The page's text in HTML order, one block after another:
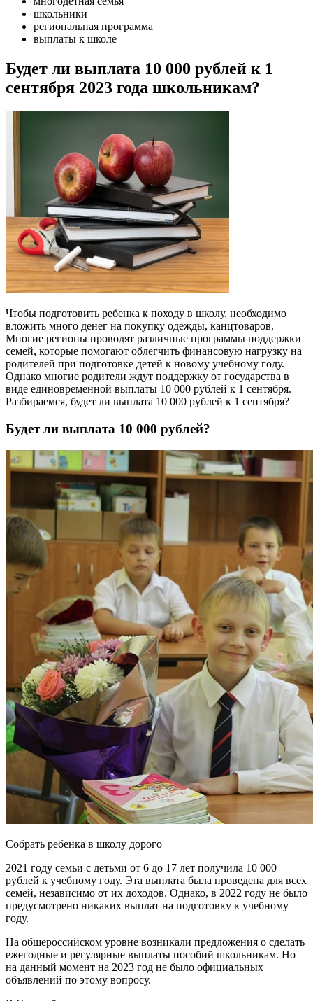
школьники
региональная программа
выплаты к школе
Будет ли выплата 10 000 рублей к 1
сентября 2023 года школьникам?
Чтобы подготовить ребенка к походу в школу, необходимо
вложить много денег на покупку одежды, канцтоваров.
Многие регионы проводят различные программы поддержки
семей, которые помогают облегчить финансовую нагрузку на
родителей при подготовке детей к новому учебному году.
Однако многие родители ждут поддержку от государства в
виде единовременной выплаты 10 000 рублей к 1 сентября.
Разбираемся, будет ли выплата 10 000 рублей к 1 сентября?
Будет ли выплата 10 000 рублей?
Собрать ребенка в школу дорого
2021 году семьи с детьми от 6 до 17 лет получила 10 000
рублей к учебному году. Эта выплата была проведена для всех
семей, независимо от их доходов. Однако, в 2022 году не было
предусмотрено никаких выплат на подготовку к учебному
году.
На общероссийском уровне возникали предложения о сделать
ежегодные и регулярные выплаты пособий школьникам. Но
на данный момент на 2023 год не было официальных
объявлений по этому вопросу.